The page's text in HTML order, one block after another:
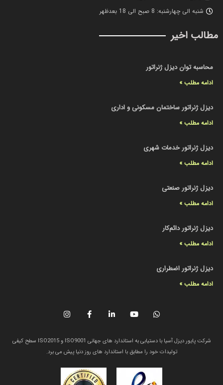
شنبه الی چهارشنبه: 8 صبح الی 18 بعدظهر
مطالب اخیر
محاسبه توان دیزل ژنراتور
ادامه مطلب »
دیزل ژنراتور ساختمان مسکونی و اداری
ادامه مطلب »
دیزل ژنراتور خدمات شهری
ادامه مطلب »
دیزل ژنراتور صنعتی
ادامه مطلب »
دیزل ژنراتور دائم‌کار
ادامه مطلب »
دیزل ژنراتور اضطراری
ادامه مطلب »
شرکت پایور دیزل آسیا با دستیابی به استاندارد های جهانی ISO9001 و ISO2015 سطح کیفی
تولیدات خود را مطابق با استاندارد های روز دنیا پیش می برد.